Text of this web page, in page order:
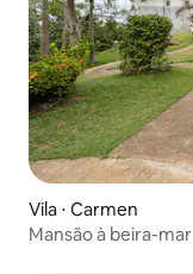
Vila ⋅ Carmen
Mansão à beira-mar